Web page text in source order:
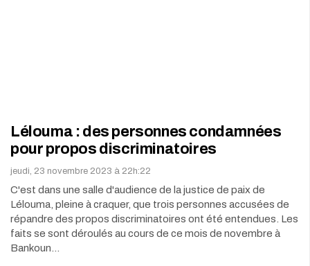
Lélouma : des personnes condamnées
pour propos discriminatoires
jeudi, 23 novembre 2023 à 22h:22
C'est dans une salle d'audience de la justice de paix de
Lélouma, pleine à craquer, que trois personnes accusées de
répandre des propos discriminatoires ont été entendues. Les
faits se sont déroulés au cours de ce mois de novembre à
Bankoun…